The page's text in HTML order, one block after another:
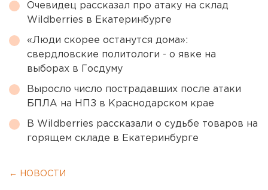
Очевидец рассказал про атаку на склад
Wildberries в Екатеринбурге
«Люди скорее останутся дома»:
свердловские политологи - о явке на
выборах в Госдуму
Выросло число пострадавших после атаки
БПЛА на НПЗ в Краснодарском крае
В Wildberries рассказали о судьбе товаров на
горящем складе в Екатеринбурге
← НОВОСТИ